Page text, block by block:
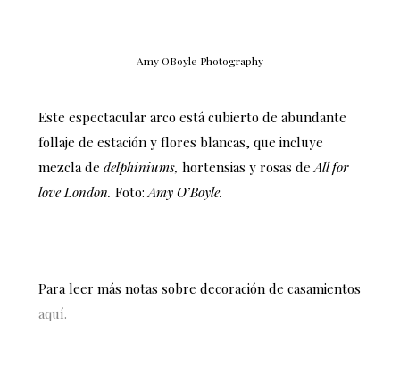
Amy OBoyle Photography
Este espectacular arco está cubierto de abundante
follaje de estación y flores blancas, que incluye
mezcla de delphiniums, hortensias y rosas deAll for
love London. Foto: Amy O’Boyle.
Para leer más notas sobre decoración de casamientos
aquí.